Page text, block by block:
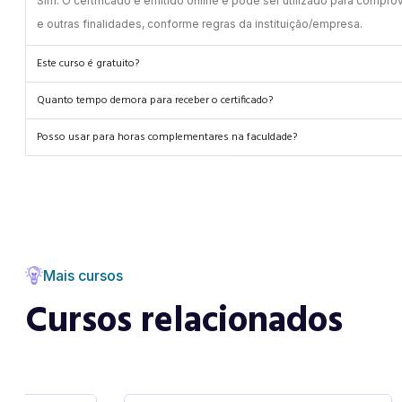
e outras finalidades, conforme regras da instituição/empresa.
Este curso é gratuito?
Quanto tempo demora para receber o certificado?
Posso usar para horas complementares na faculdade?
Mais cursos
Cursos relacionados